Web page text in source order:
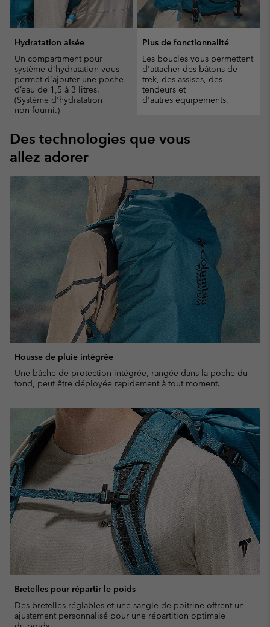
Hydratation aisée
Un compartiment pour
système d'hydratation vous
permet d'ajouter une poche
d’eau de 1,5 à 3 litres.
(Système d'hydratation
non fourni.)
Plus de fonctionnalité
Les boucles vous permettent
d'attacher des bâtons de
trek, des assises, des
tendeurs et
d'autres équipements.
Des technologies que vous
allez adorer
Housse de pluie intégrée
Une bâche de protection intégrée, rangée dans la poche du
fond, peut être déployée rapidement à tout moment.
Bretelles pour répartir le poids
Des bretelles réglables et une sangle de poitrine offrent un
ajustement personnalisé pour une répartition optimale